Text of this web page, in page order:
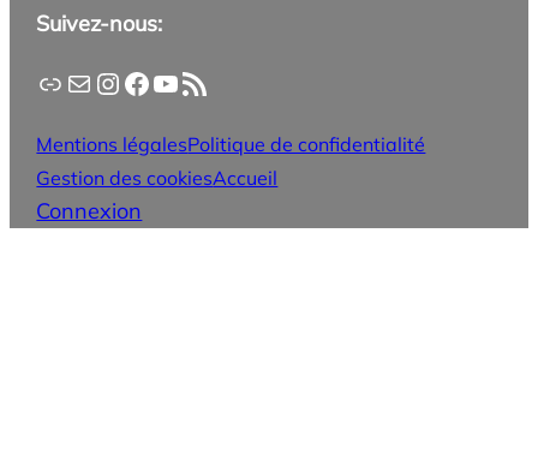
Suivez-nous:
Application PanneauPocket
Lettre d'information
Instagram
Facebook
YouTube
Flux RSS
Mentions légalesPolitique de confidentialité
Gestion des cookiesAccueil
Connexion